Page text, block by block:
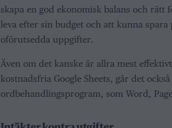
skapa en god ekonomisk balans och
leva efter sin budget och att kunna
oförutsedda uppgifter.
Även om det kanske är allra mest
kostnadsfria Google Sheets, går det
ordbehandlingsprogram, som Word,